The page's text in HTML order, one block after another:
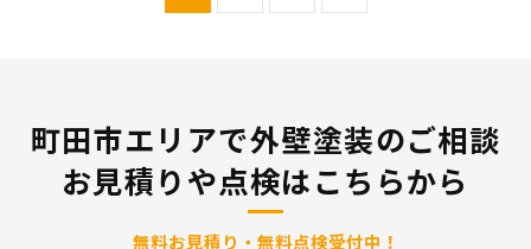
無料お見積り・無料点検受付中！
町田市エリアで外壁塗装のご相談
お見積りや点検はこちらから